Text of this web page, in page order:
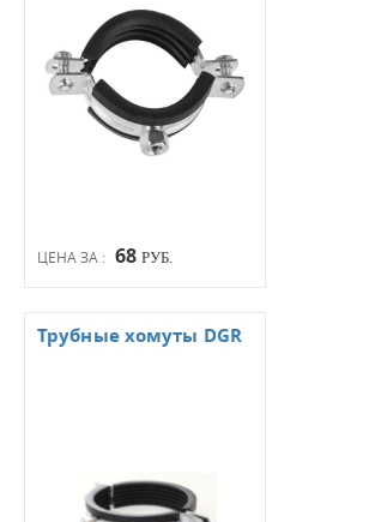
ЦЕНА ЗА : 68 РУБ.
Трубные хомуты DGR